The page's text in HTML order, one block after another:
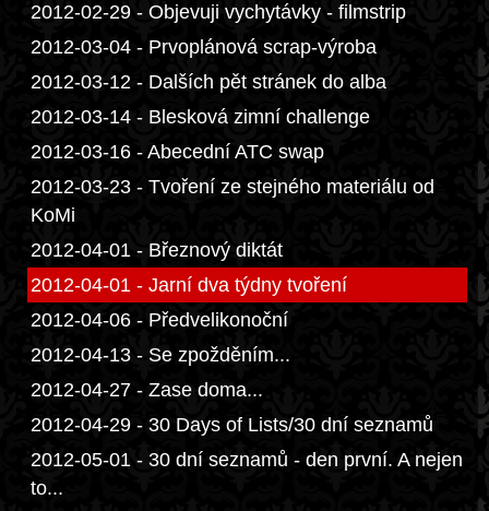
2012-02-29 - Objevuji vychytávky - filmstrip
2012-03-04 - Prvoplánová scrap-výroba
2012-03-12 - Dalších pět stránek do alba
2012-03-14 - Blesková zimní challenge
2012-03-16 - Abecední ATC swap
2012-03-23 - Tvoření ze stejného materiálu od
KoMi
2012-04-01 - Březnový diktát
2012-04-01 - Jarní dva týdny tvoření
2012-04-06 - Předvelikonoční
2012-04-13 - Se zpožděním...
2012-04-27 - Zase doma...
2012-04-29 - 30 Days of Lists/30 dní seznamů
2012-05-01 - 30 dní seznamů - den první. A nejen
to...